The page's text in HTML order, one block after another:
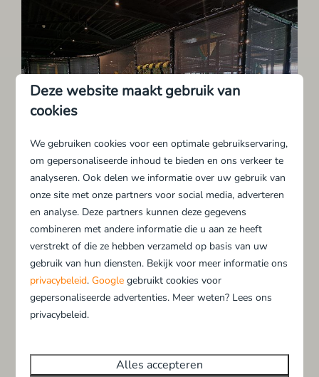
Gegarandeerd speelpret in de
binnenspeeltuin
In onze binnenspeeltuin kunnen de kleintjes naar
hartenlust veilig klimmen, klauteren en glijden. Weer
of geen weer, de kids zullen zich opperbest
klauteren ook met zand en water kunnen kliederen.
Deze website maakt gebruik van
cookies
We gebruiken cookies voor een optimale gebruikservaring,
om gepersonaliseerde inhoud te bieden en ons verkeer te
analyseren. Ook delen we informatie over uw gebruik van
onze site met onze partners voor social media, adverteren
en analyse. Deze partners kunnen deze gegevens
combineren met andere informatie die u aan ze heeft
verstrekt of die ze hebben verzameld op basis van uw
gebruik van hun diensten. Bekijk voor meer informatie ons
privacybeleid.Google gebruikt cookies voor
gepersonaliseerde advertenties. Meer weten? Lees ons
privacybeleid.
Alles accepteren